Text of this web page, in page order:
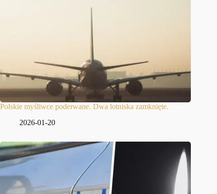
Polskie myśliwce poderwane. Dwa lotniska zamknięte.
2026-01-20